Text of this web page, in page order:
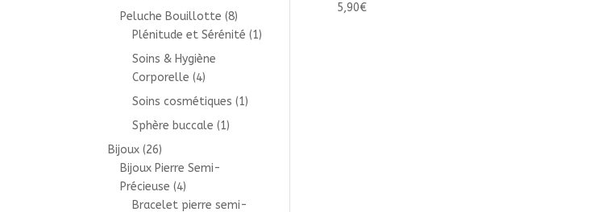
5,90€
Peluche Bouillotte (8)
Plénitude et Sérénité (1)
Soins & Hygiène
Corporelle (4)
Soins cosmétiques (1)
Sphère buccale (1)
Bijoux (26)
Bijoux Pierre Semi-
Précieuse (4)
Bracelet pierre semi-